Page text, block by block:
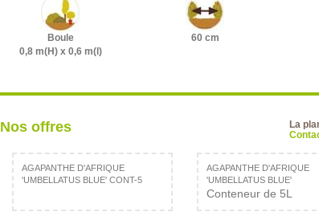
Boule
0,8 m(H) x 0,6 m(l)
60 cm
Nos offres
La
AGAPANTHE D'AFRIQUE
'UMBELLATUS BLUE' CONT-5
AGAPANTHE D'AFRIQUE
'UMBELLATUS BLUE'
Conteneur de 5L